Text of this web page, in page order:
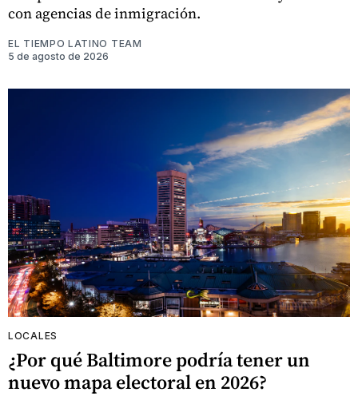
con agencias de inmigración.
EL TIEMPO LATINO TEAM
5 de agosto de 2026
LOCALES
¿Por qué Baltimore podría tener un
nuevo mapa electoral en 2026?